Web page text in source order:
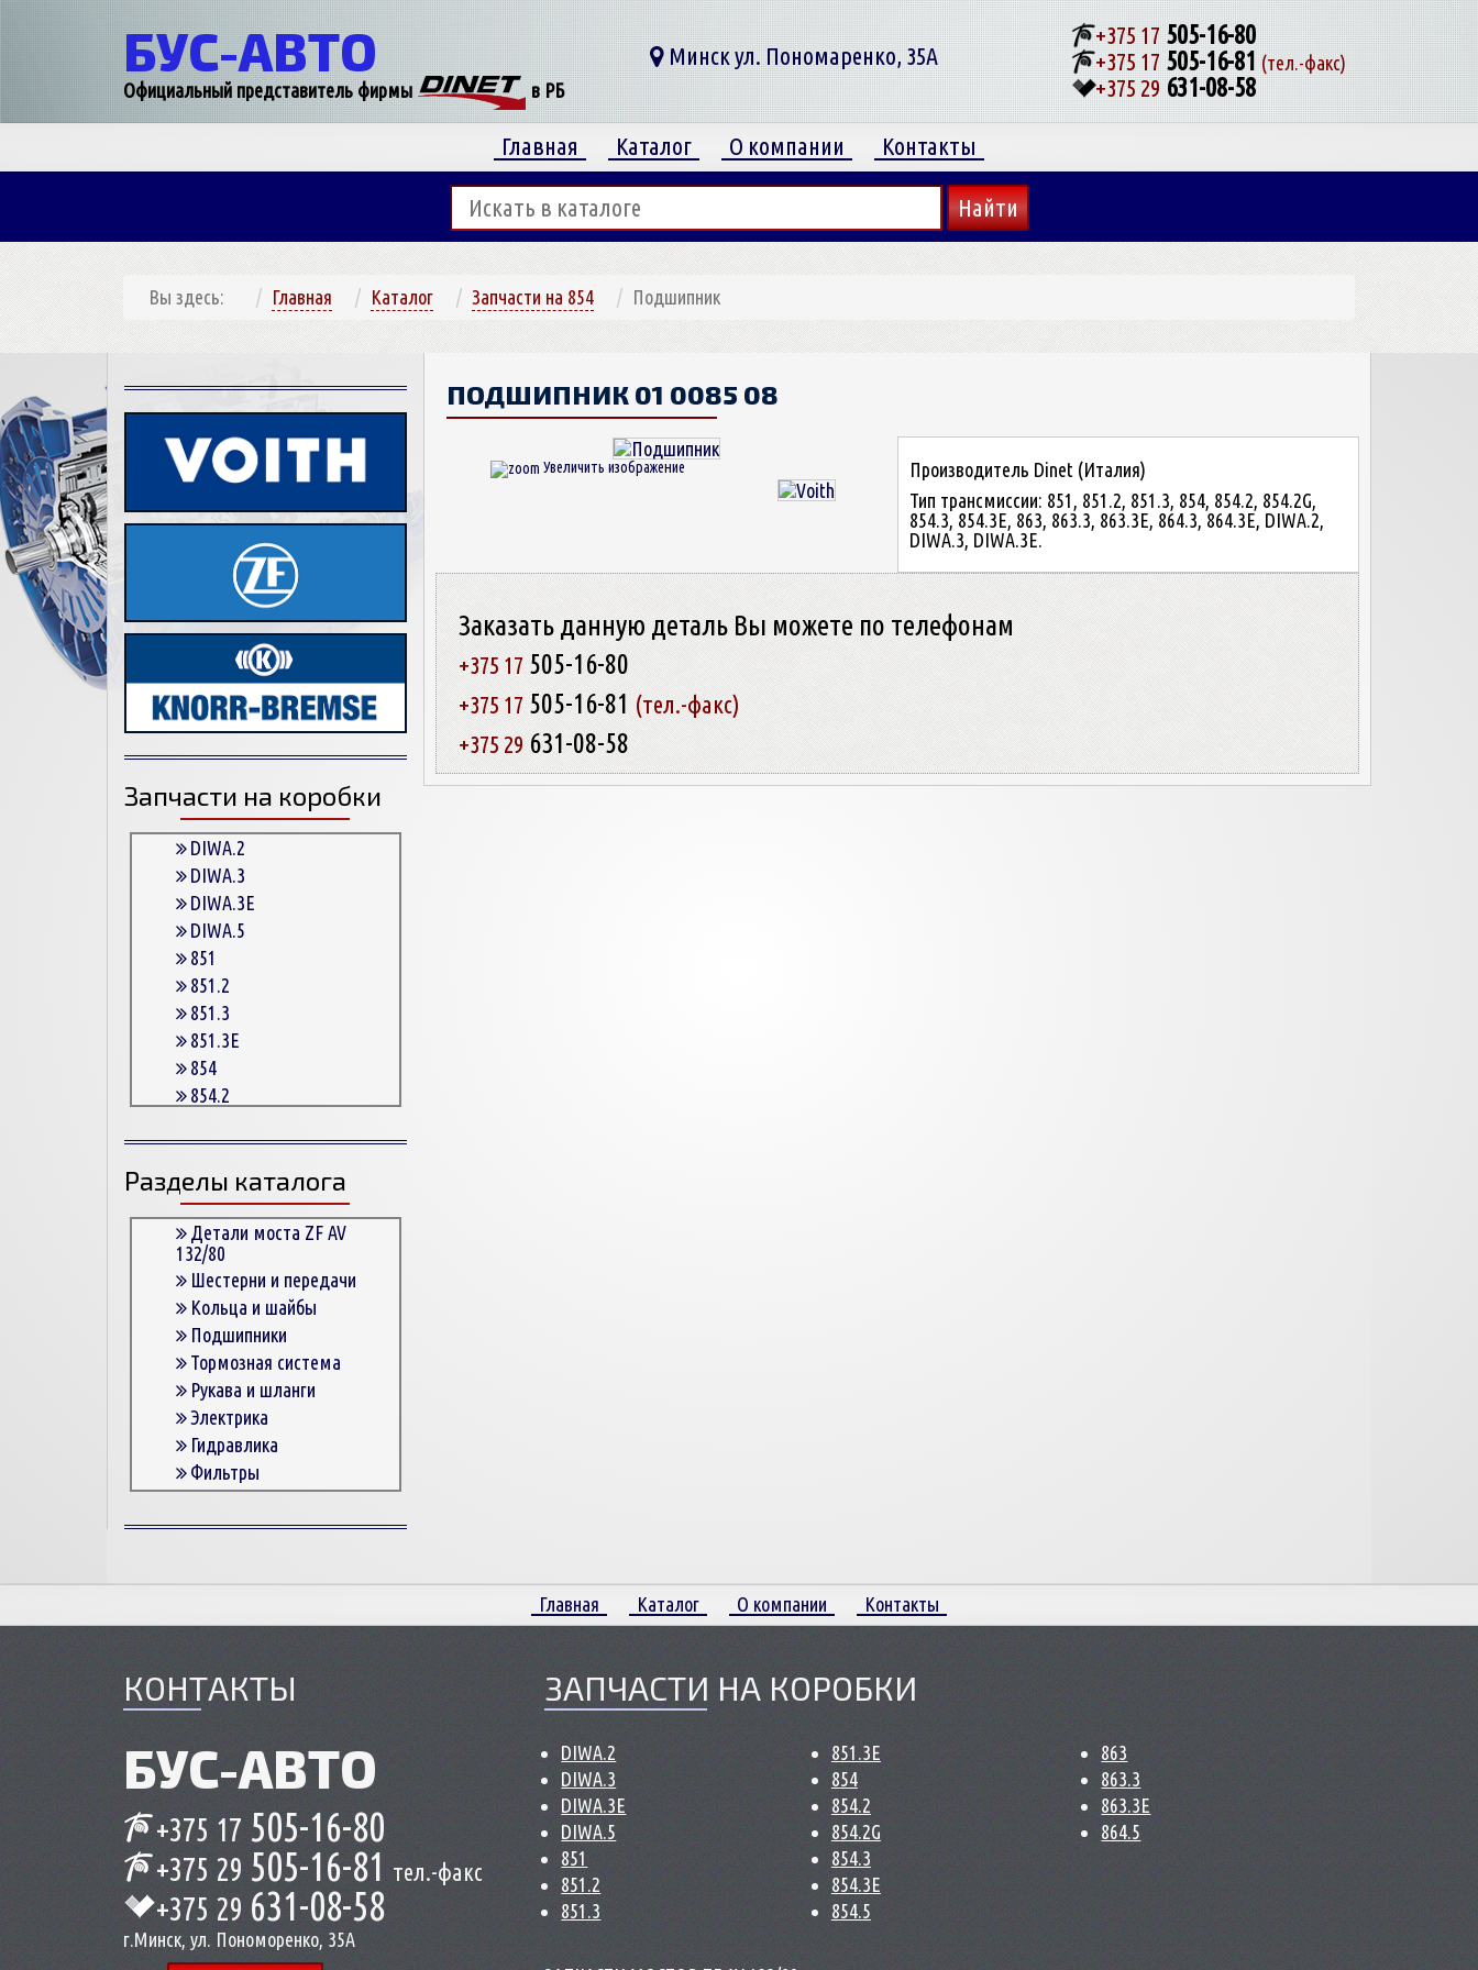
БУС-АВТО
Официальный представитель фирмы в РБ
Минск ул. Пономаренко, 35А
+375 17505-16-80
+375 17 505-16-81 (тел.-факс)
+375 29 631-08-58
Главная Каталог О компании Контакты
Вы здесь: Главная Каталог Запчасти на 854 Подшипник
Запчасти на коробки
DIWA.2
DIWA.3
DIWA.3E
DIWA.5
851
851.2
851.3
851.3E
854
854.2
854.3
854.3E
854.5
863
863.3
863.3E
864.5
Разделы каталога
Детали моста ZF AV
132/80
Шестерни и передачи
Кольца и шайбы
Подшипники
Тормозная система
Рукава и шланги
Электрика
Гидравлика
Фильтры
Корпусные детали
Пружины и болты
Втулки
ПОДШИПНИК 01 0085 08
Увеличить изображение
Производитель Dinet (Италия)
Тип трансмиссии: 851, 851.2, 851.3, 854, 854.2, 854.2G,
854.3, 854.3E, 863, 863.3, 863.3E, 864.3, 864.3E, DIWA.2,
DIWA.3, DIWA.3E.
Заказать данную деталь Вы можете по телефонам
+375 17 505-16-80
+375 17 505-16-81 (тел.-факс)
+375 29 631-08-58
Главная Каталог О компании Контакты
КОНТАКТЫ
БУС-АВТО
+375 17 505-16-80
+375 29 505-16-81 тел.-факс
+375 29 631-08-58
г.Минск, ул. Пономоренко, 35А
ЗАПЧАСТИ НА КОРОБКИ
DIWA.2
DIWA.3
DIWA.3E
DIWA.5
851
851.2
851.3
851.3E
854
854.2
854.2G
854.3
854.3E
854.5
863
863.3
863.3E
864.5